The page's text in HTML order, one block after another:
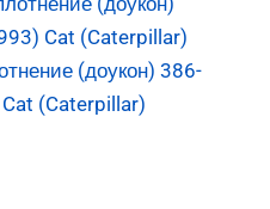
(доукон) 386-
(Caterpillar)